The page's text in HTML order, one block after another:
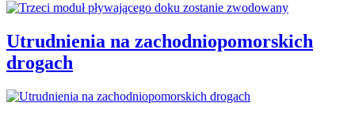
Utrudnienia na zachodniopomorskich
drogach